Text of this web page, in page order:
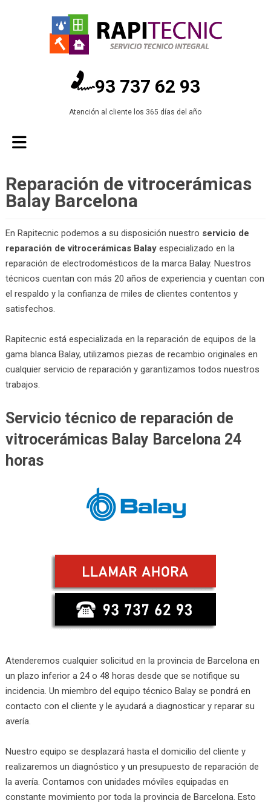
93 737 62 93
Atención al cliente los 365 días del año
Reparación de vitrocerámicas
Balay Barcelona
En Rapitecnic podemos a su disposición nuestro servicio de
reparación de vitrocerámicas Balayespecializado en la
reparación de electrodomésticos de la marca Balay. Nuestros
técnicos cuentan con más 20 años de experiencia y cuentan con
el respaldo y la confianza de miles de clientes contentos y
satisfechos.
Rapitecnic está especializada en la reparación de equipos de la
gama blanca Balay, utilizamos piezas de recambio originales en
cualquier servicio de reparación y garantizamos todos nuestros
trabajos.
Servicio técnico de reparación de
vitrocerámicas Balay Barcelona 24
horas
Atenderemos cualquier solicitud en la provincia de Barcelona en
un plazo inferior a 24 o 48 horas desde que se notifique su
incidencia. Un miembro del equipo técnico Balay se pondrá en
contacto con el cliente y le ayudará a diagnosticar y reparar su
avería.
Nuestro equipo se desplazará hasta el domicilio del cliente y
realizaremos un diagnóstico y un presupuesto de reparación de
la avería. Contamos con unidades móviles equipadas en
constante movimiento por toda la provincia de Barcelona. Esto